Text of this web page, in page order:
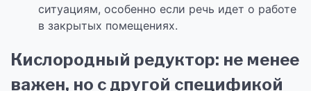
ситуациям, особенно если речь идет о работе
в закрытых помещениях.
Кислородный редуктор: не менее
важен, но с другой спецификой